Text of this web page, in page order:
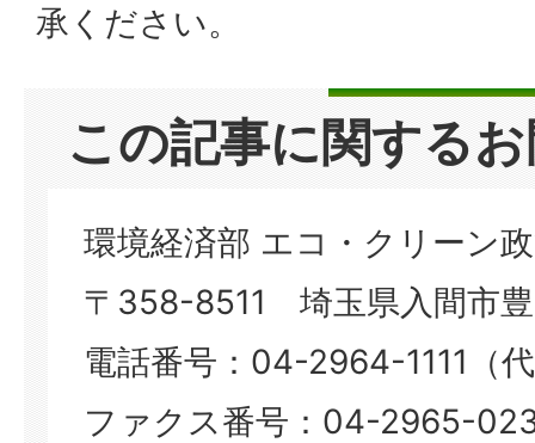
承ください。
この記事に関する
環境経済部 エコ・クリーン
〒358-8511 埼玉県入間市
電話番号：04-2964-1111（
ファクス番号：04-2965-